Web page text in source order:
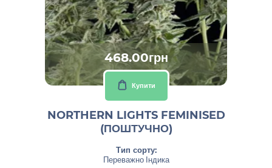
468.00грн
Купити
NORTHERN LIGHTS FEMINISED
(ПОШТУЧНО)
Тип сорту:
Переважно Індика